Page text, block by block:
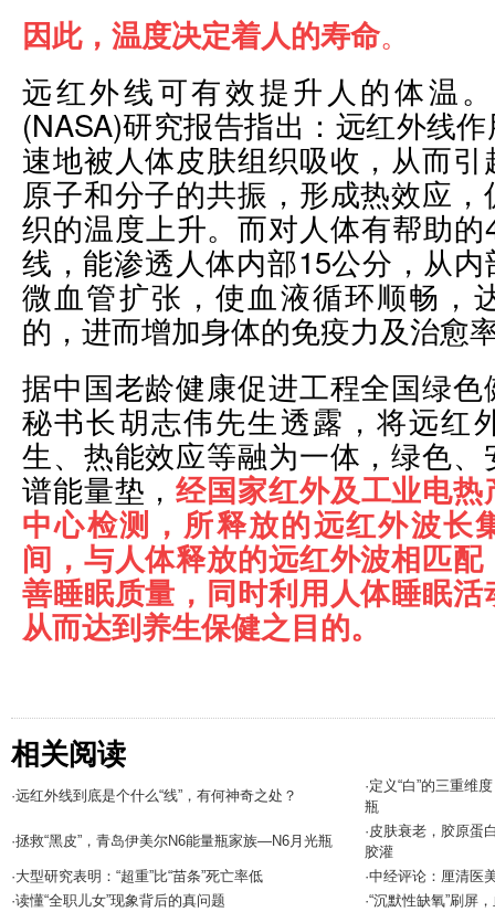
因此，温度决定着人的寿命。
远红外线可有效提升人的体温
(NASA)研究报告指出：远红外线
速地被人体皮肤组织吸收，从而
原子和分子的共振，形成热效应
织的温度上升。而对人体有帮助
线，能渗透人体内部15公分，从
微血管扩张，使血液循环顺畅，
的，进而增加身体的免疫力及治愈
据中国老龄健康促进工程全国绿
秘书长胡志伟先生透露，将远红
生、热能效应等融为一体，绿色
谱能量垫，经国家红外及工业电
中心检测，所释放的远红外波长
间，与人体释放的远红外波相匹
善睡眠质量，同时利用人体睡眠
从而达到养生保健之目的。
相关阅读
·远红外线到底是个什么“线”，有何神奇之处？
·定义“白”的三重
瓶
·拯救“黑皮”，青岛伊美尔N6能量瓶家族—N6月光瓶
·皮肤衰老，胶原蛋
胶灌
·大型研究表明：“超重”比“苗条”死亡率低
·中经评论：厘清医
·读懂“全职儿女”现象背后的真问题
·“沉默性缺氧”刷屏